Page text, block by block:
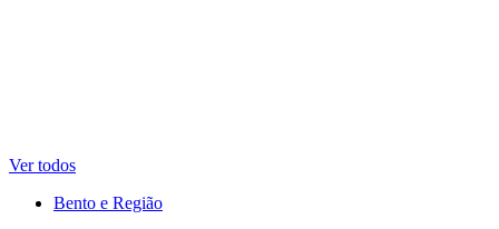
Ver todos
Bento e Região